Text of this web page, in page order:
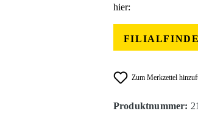
hier:
Zum Merkzettel
Produktnummer: